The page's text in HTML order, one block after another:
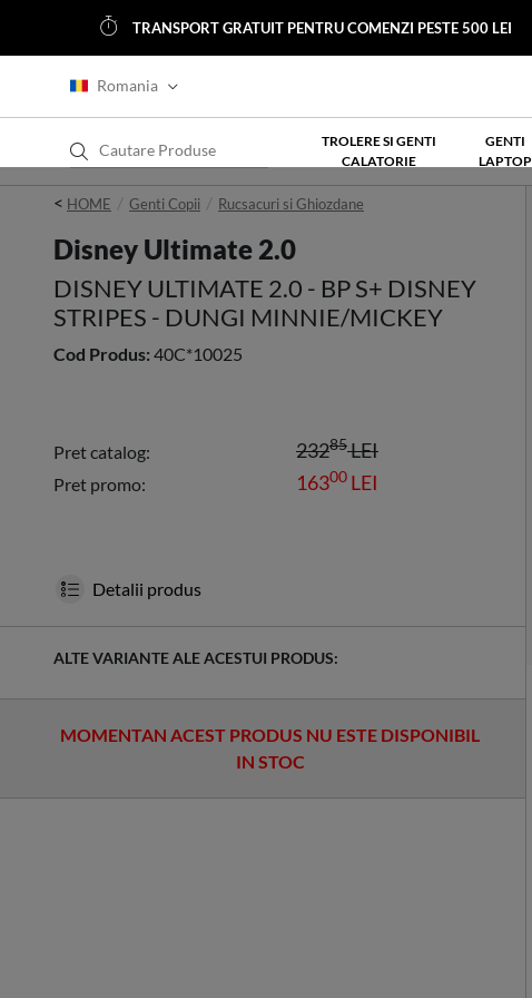
TRANSPORT GRATUIT PENTRU COMENZI PESTE 500 LEI
Romania
TROLERE SI GENTI
CALATORIE
GENTI
LAPTOP
< HOME Genti Copii Rucsacuri si Ghiozdane
Disney Ultimate 2.0
DISNEY ULTIMATE 2.0 - BP S+ DISNEY
STRIPES - DUNGI MINNIE/MICKEY
Cod Produs: 40C*10025
Pret catalog: 23285LEI
Pret promo: 16300 LEI
Detalii produs
ALTE VARIANTE ALE ACESTUI PRODUS:
MOMENTAN ACEST PRODUS NU ESTE DISPONIBIL
IN STOC